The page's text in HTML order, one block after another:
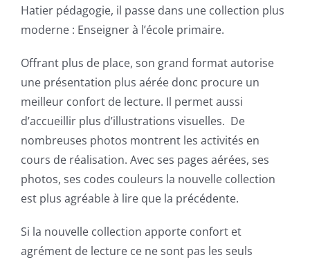
Hatier pédagogie, il passe dans une collection plus
moderne : Enseigner à l’école primaire.
Offrant plus de place, son grand format autorise
une présentation plus aérée donc procure un
meilleur confort de lecture. Il permet aussi
d’accueillir plus d’illustrations visuelles. De
nombreuses photos montrent les activités en
cours de réalisation. Avec ses pages aérées, ses
photos, ses codes couleurs la nouvelle collection
est plus agréable à lire que la précédente.
Si la nouvelle collection apporte confort et
agrément de lecture ce ne sont pas les seuls